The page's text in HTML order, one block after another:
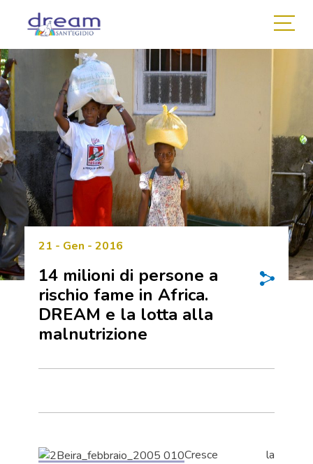
21 - Gen - 2016
14 milioni di persone a
rischio fame in Africa.
DREAM e la lotta alla
malnutrizione
Cresce la